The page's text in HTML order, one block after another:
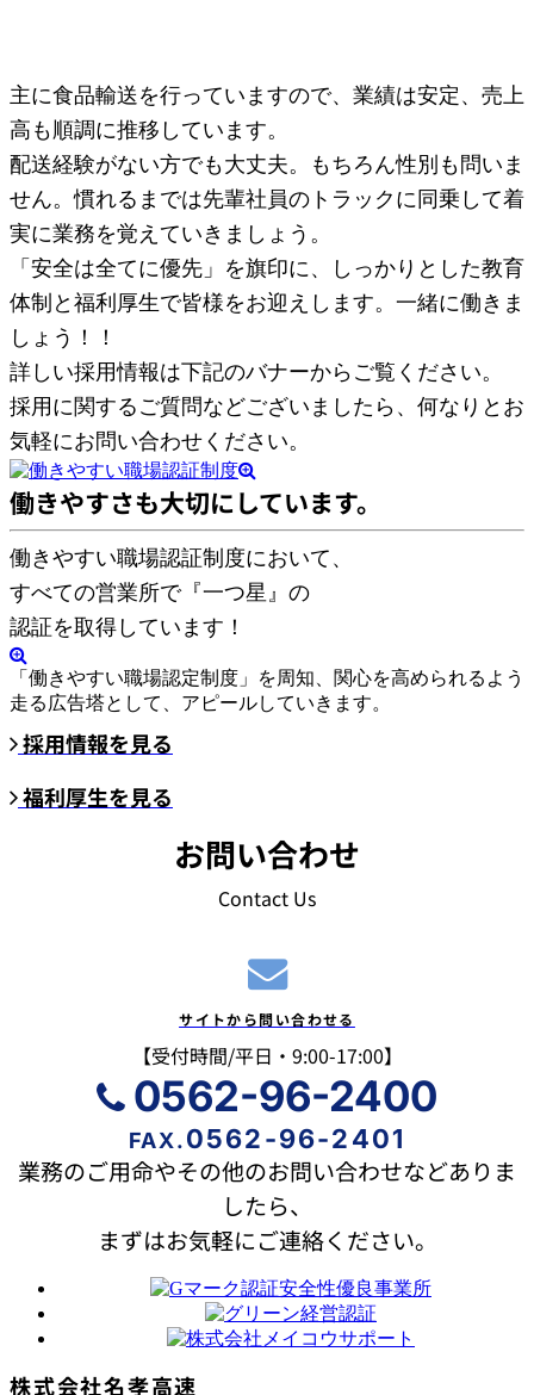
主に食品輸送を行っていますので、業績は安定、売上
高も順調に推移しています。
配送経験がない方でも大丈夫。もちろん性別も問いま
せん。慣れるまでは先輩社員のトラックに同乗して着
実に業務を覚えていきましょう。
「安全は全てに優先」を旗印に、しっかりとした教育
体制と福利厚生で皆様をお迎えします。一緒に働きま
しょう！！
詳しい採用情報は下記のバナーからご覧ください。
採用に関するご質問などございましたら、何なりとお
気軽にお問い合わせください。
働きやすさも大切にしています。
働きやすい職場認証制度において、
すべての営業所で『一つ星』の
認証を取得しています！
「働きやすい職場認定制度」を周知、関心を高められるよう
走る広告塔として、アピールしていきます。
採用情報を見る
福利厚生を見る
お問い合わせ
Contact Us

サイトから問い合わせる
【受付時間/平日・9:00-17:00】
 0562-96-2400
FAX.0562-96-2401
業務のご用命やその他のお問い合わせなどありま
したら、
まずはお気軽にご連絡ください。
株式会社名孝高速